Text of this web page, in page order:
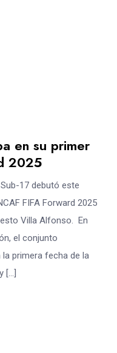
en su primer
2025
17 debutó este
FIFA Forward 2025
Villa Alfonso. En
el conjunto
primera fecha de la
[…]